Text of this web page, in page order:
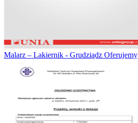
Malarz – Lakiernik - Grudziądz Oferujemy